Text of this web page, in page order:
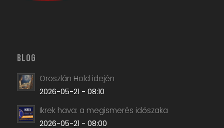
BLOG
Oroszlán Hold idején
2026-05-21 - 08:10
Ikrek hava: a megismerés időszaka
2026-05-21 - 08:00